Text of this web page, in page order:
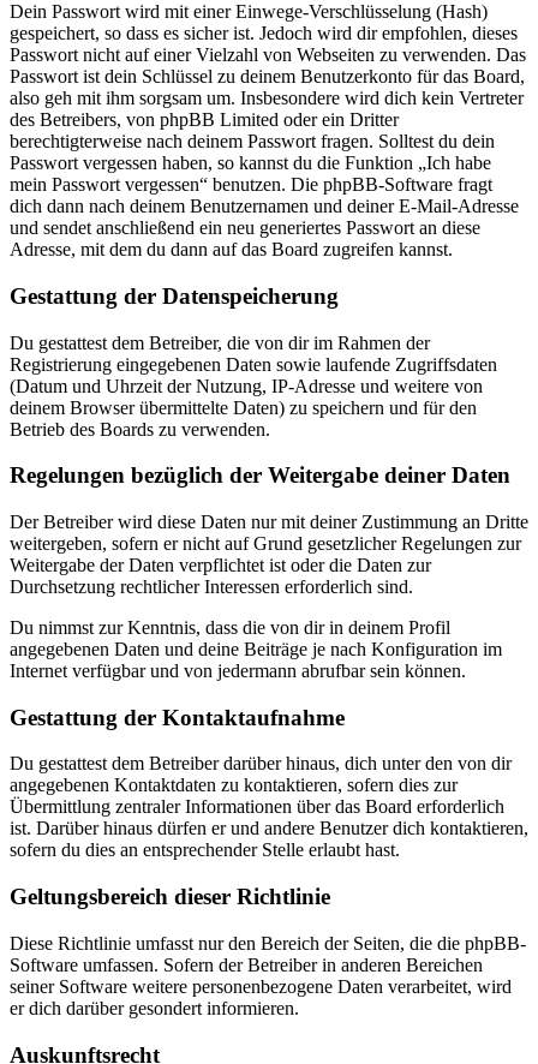
Dein Passwort wird mit einer Einwege-Verschlüsselung (Hash)
gespeichert, so dass es sicher ist. Jedoch wird dir empfohlen, dieses
Passwort nicht auf einer Vielzahl von Webseiten zu verwenden. Das
Passwort ist dein Schlüssel zu deinem Benutzerkonto für das Board,
also geh mit ihm sorgsam um. Insbesondere wird dich kein Vertreter
des Betreibers, von phpBB Limited oder ein Dritter
berechtigterweise nach deinem Passwort fragen. Solltest du dein
Passwort vergessen haben, so kannst du die Funktion „Ich habe
mein Passwort vergessen“ benutzen. Die phpBB-Software fragt
dich dann nach deinem Benutzernamen und deiner E-Mail-Adresse
und sendet anschließend ein neu generiertes Passwort an diese
Adresse, mit dem du dann auf das Board zugreifen kannst.
Gestattung der Datenspeicherung
Du gestattest dem Betreiber, die von dir im Rahmen der
Registrierung eingegebenen Daten sowie laufende Zugriffsdaten
(Datum und Uhrzeit der Nutzung, IP-Adresse und weitere von
deinem Browser übermittelte Daten) zu speichern und für den
Betrieb des Boards zu verwenden.
Regelungen bezüglich der Weitergabe deiner Daten
Der Betreiber wird diese Daten nur mit deiner Zustimmung an Dritte
weitergeben, sofern er nicht auf Grund gesetzlicher Regelungen zur
Weitergabe der Daten verpflichtet ist oder die Daten zur
Durchsetzung rechtlicher Interessen erforderlich sind.
Du nimmst zur Kenntnis, dass die von dir in deinem Profil
angegebenen Daten und deine Beiträge je nach Konfiguration im
Internet verfügbar und von jedermann abrufbar sein können.
Gestattung der Kontaktaufnahme
Du gestattest dem Betreiber darüber hinaus, dich unter den von dir
angegebenen Kontaktdaten zu kontaktieren, sofern dies zur
Übermittlung zentraler Informationen über das Board erforderlich
ist. Darüber hinaus dürfen er und andere Benutzer dich kontaktieren,
sofern du dies an entsprechender Stelle erlaubt hast.
Geltungsbereich dieser Richtlinie
Diese Richtlinie umfasst nur den Bereich der Seiten, die die phpBB-
Software umfassen. Sofern der Betreiber in anderen Bereichen
seiner Software weitere personenbezogene Daten verarbeitet, wird
er dich darüber gesondert informieren.
Auskunftsrecht